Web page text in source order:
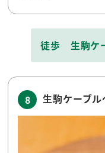
徒歩 生駒ケ
8 生駒ケーブ